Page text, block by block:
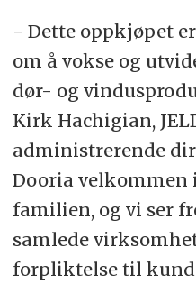
- Dette oppkjøpet
om å vokse og
dør- og
Kirk Hachigian,
administrerende
Dooria velkommen
familien, og vi ser
samlede
forpliktelse til